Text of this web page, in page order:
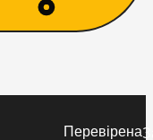
Перевірена